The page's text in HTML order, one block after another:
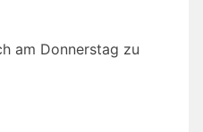
am Donnerstag zu